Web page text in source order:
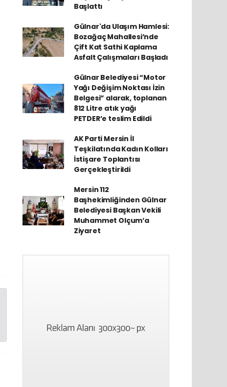
Başlattı
Gülnar'da Ulaşım Hamlesi:
Bozağaç Mahallesi’nde
Çift Kat Sathi Kaplama
Asfalt Çalışmaları Başladı
Gülnar Belediyesi “Motor
Yağı Değişim Noktası İzin
Belgesi” alarak, toplanan
812 Litre atık yağı
PETDER’e teslim Edildi
AK Parti Mersin İl
Teşkilatında Kadın Kolları
İstişare Toplantısı
Gerçekleştirildi
Mersin 112
Başhekimliğinden Gülnar
Belediyesi Başkan Vekili
Muhammet Olçum’a
Ziyaret